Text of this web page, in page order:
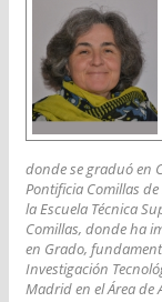
donde se graduó en
Pontificia Comillas
la Escuela Técnica
Comillas, donde ha
en Grado,
Investigación
Madrid en el Área de